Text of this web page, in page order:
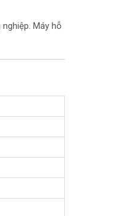
Máy hỗ